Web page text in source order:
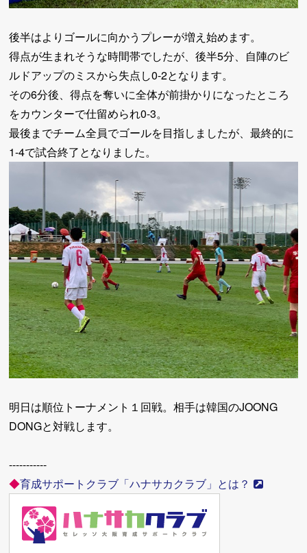
後半はよりゴールに向かうプレーが増え始めます。
得点が生まれそうな時間帯でしたが、後半5分、自陣のビ
ルドアップのミスから失点し0-2となります。
その6分後、得点を奪いに全体が前掛かりになったところ
をカウンターで仕留められ0-3。
最後までチーム全員でゴールを目指しましたが、最終的に
1-4で試合終了となりました。
明日は順位トーナメント１回戦。相手は韓国のJOONG
DONGと対戦します。
-----------
◆育成サポートクラブ「ハナサカクラブ」とは？